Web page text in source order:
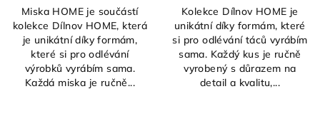
Miska HOME je součástí
kolekce Dílnov HOME, která
je unikátní díky formám,
které si pro odlévání
výrobků vyrábím sama.
Každá miska je ručně...
Kolekce Dílnov HOME je
unikátní díky formám, které
si pro odlévání táců vyrábím
sama. Každý kus je ručně
vyrobený s důrazem na
detail a kvalitu,...